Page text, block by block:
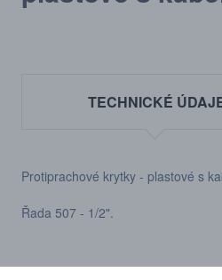
TECHNICKÉ
Protiprachové krytky - plastové s
Řada 507 - 1/2".